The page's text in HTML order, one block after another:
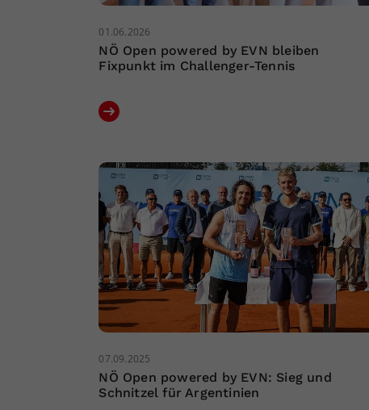
01.06.2026
NÖ Open powered by EVN bleiben
Fixpunkt im Challenger-Tennis
07.09.2025
NÖ Open powered by EVN: Sieg und
Schnitzel für Argentinien